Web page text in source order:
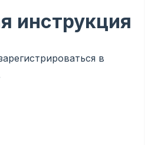
инструкция
в